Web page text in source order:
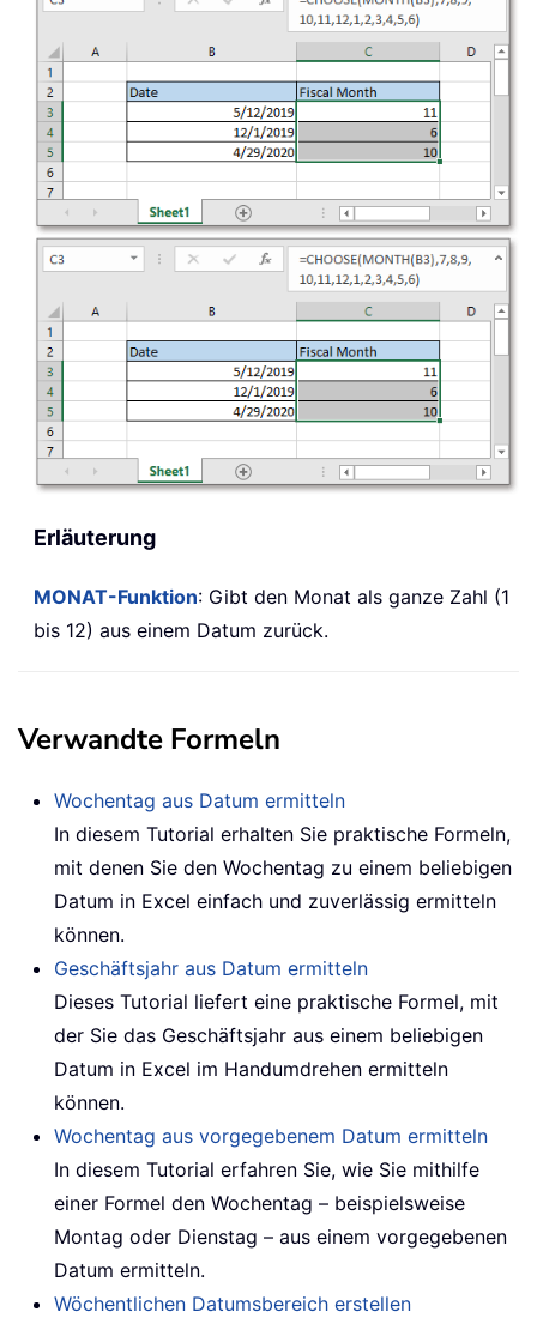
Erläuterung
MONAT-Funktion: Gibt den Monat als ganze Zahl (1
bis 12) aus einem Datum zurück.
Verwandte Formeln
Wochentag aus Datum ermitteln
In diesem Tutorial erhalten Sie praktische Formeln,
mit denen Sie den Wochentag zu einem beliebigen
Datum in Excel einfach und zuverlässig ermitteln
können.
Geschäftsjahr aus Datum ermitteln
Dieses Tutorial liefert eine praktische Formel, mit
der Sie das Geschäftsjahr aus einem beliebigen
Datum in Excel im Handumdrehen ermitteln
können.
Wochentag aus vorgegebenem Datum ermitteln
In diesem Tutorial erfahren Sie, wie Sie mithilfe
einer Formel den Wochentag – beispielsweise
Montag oder Dienstag – aus einem vorgegebenen
Datum ermitteln.
Wöchentlichen Datumsbereich erstellen